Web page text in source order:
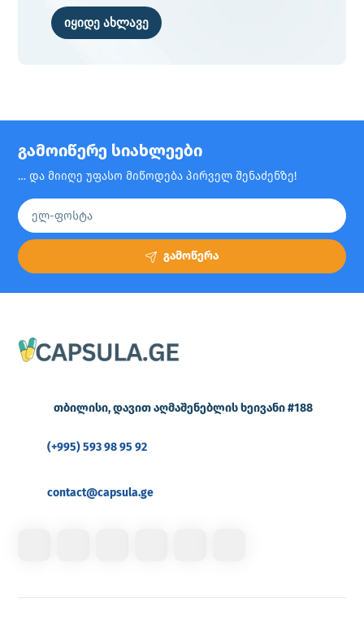
იყიდე ახლავე
გამოიწერე სიახლეები
… და მიიღე უფასო მიწოდება პირველ შენაძენზე!
გამოწერა
თბილისი, დავით აღმაშენებლის ხეივანი #188
(+995) 593 98 95 92
contact@capsula.ge